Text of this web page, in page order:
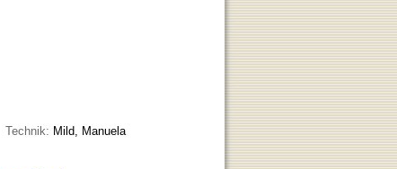
Technik: Mild, Manuela